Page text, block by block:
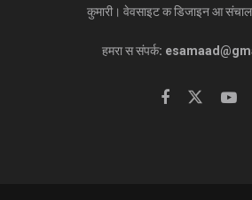
कुमारी। वेवसाइट क डिजाइन आ
हमरा स संपर्क: